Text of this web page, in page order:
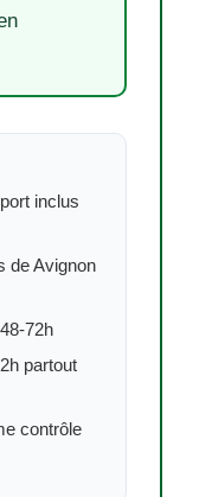
inclus
de Avignon
72h
partout
contrôle